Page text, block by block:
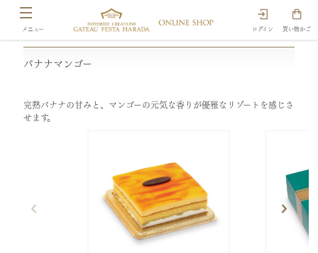
ログイン 買い物かご
バナナマンゴー
完熟バナナの甘みと、マンゴーの元気な香りが優雅なリゾートを感じさ
せます。